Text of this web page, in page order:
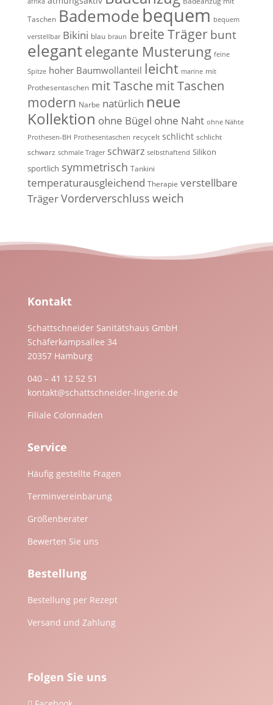
Taschen Bademodebequem bequem
verstellbar Bikini blau braun breite Träger bunt
elegantelegante Musterung feine
Spitze hoher Baumwollanteil leicht marine mit
Prothesentaschen mit Taschemit Taschen
modern Narbe natürlich neue
Kollektion ohne Bügel ohne Naht ohne Nähte
Prothesen-BH Prothesentaschen recycelt schlicht schlicht
schwarz schmale Träger schwarz selbsthaftend Silikon
sportlich symmetrisch Tankini
temperaturausgleichend Therapie verstellbare
TrägerVorderverschluss weich
Kontakt
Schattschneider Sanitätshaus GmbH
Schäferkampsallee 34
20357 Hamburg
040 – 41 12 52 51
kontakt@schattschneider-lingerie.de
Filiale Colonnaden
Service
Häufig gestellte Fragen
Terminvereinbarung
Größenberater
Bewerten Sie uns
Bestellung
Bestellung per Rezept
Versand und Zahlung
Folgen Sie uns